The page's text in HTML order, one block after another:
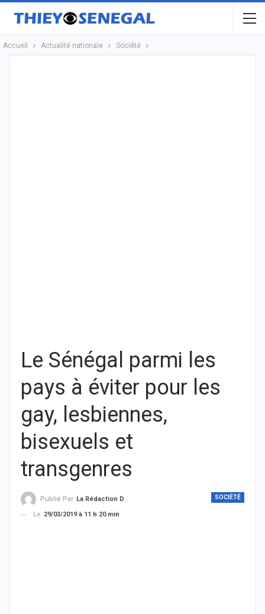
Accueil Actualité nationale Société
Le Sénégal parmi les
pays à éviter pour les
gay, lesbiennes,
bisexuels et
transgenres
SOCIÉTÉ
Publié Par La Rédaction De THIEYSENEGAL.com
Le 29/03/2019 à 11 h 20 min